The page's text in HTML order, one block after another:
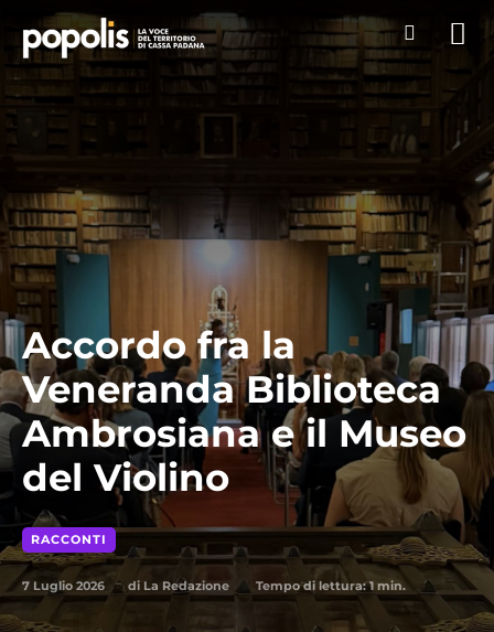
Accordo fra la
Veneranda Biblioteca
Ambrosiana e il Museo
del Violino
RACCONTI
7 Luglio 2026 di La Redazione Tempo di lettura:1 min.